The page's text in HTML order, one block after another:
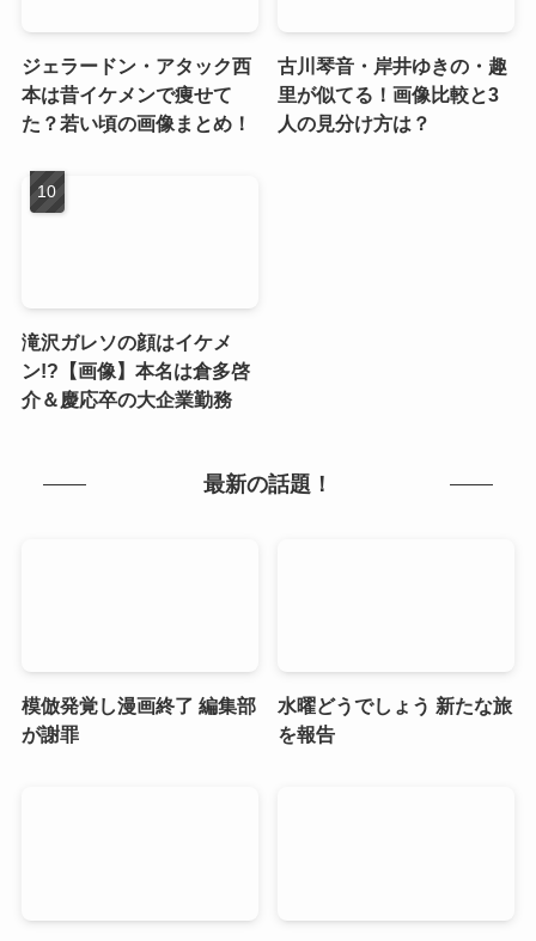
ジェラードン・アタック西
本は昔イケメンで痩せて
た？若い頃の画像まとめ！
古川琴音・岸井ゆきの・趣
里が似てる！画像比較と3
人の見分け方は？
滝沢ガレソの顔はイケメ
ン!?【画像】本名は倉多啓
介＆慶応卒の大企業勤務
最新の話題！
模倣発覚し漫画終了 編集部
が謝罪
水曜どうでしょう 新たな旅
を報告